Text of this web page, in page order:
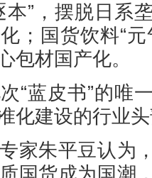
本”，摆脱日系
；国货饮料“
包材国产化。
蓝皮书”的唯
化建设的行业
朱平豆认为
国货成为国潮